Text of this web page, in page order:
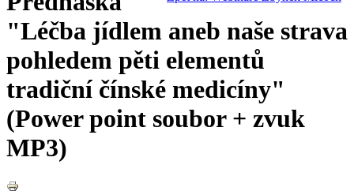
"Léčba jídlem aneb naše strava
pohledem pěti elementů
tradiční čínské medicíny"
(Power point soubor + zvuk
MP3)